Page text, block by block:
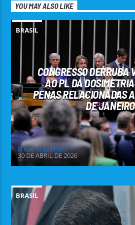
YOU MAY ALSO LIKE
BRASIL
CONGRESSO DERRUBA
AO PL DA
PENAS RELACIONADAS
DE JANEIRO
Diego Magalhães
30 DE ABRIL DE 2026
BRASIL